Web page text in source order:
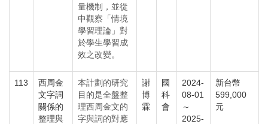
量機制，並從
中觀察「情境
學習理論」對
於學生學習成
效之改變。
113
西周金
文字詞
關係的
整理與
本計劃的研究
目的是全盤整
理西周金文的
字與詞的對應
謝
博
霖
國
科
會
2024-
08-01
～
2025-
新台幣
599,000
元